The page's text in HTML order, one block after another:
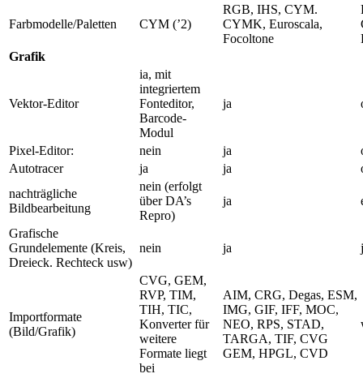
Farbmodelle/Paletten CYM (’2)
RGB, IHS, CYM.
CYMK, Euroscala,
Focoltone
Grafik
Vektor-Editor
ia, mit
integriertem
Fonteditor,
Barcode-
Modul
ja
Pixel-Editor: nein ja
Autotracer
ja ja
nachträgliche
Bildbearbeitung
nein (erfolgt
über DA’s
Repro)
ja
Grafische
Grundelemente (Kreis,
Dreieck. Rechteck usw)
nein ja
Importformate
(Bild/Grafik)
CVG, GEM,
RVP, TIM,
TIH, TIC,
Konverter für
weitere
Formate liegt
bei
AIM, CRG, Degas, ESM,
IMG, GIF, IFF, MOC,
NEO, RPS, STAD,
TARGA, TIF, CVG
GEM, HPGL, CVD